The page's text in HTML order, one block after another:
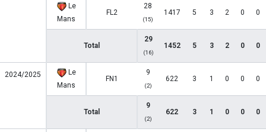
Le
Mans
FL2
28
(15)
1417 5 3 2 0 0
Total
29
(16)
1452 5 3 2 0 0
2024/2025
Le
Mans
FN1
9
(2)
622 3 1 0 0 0
Total
9
(2)
622 3 1 0 0 0